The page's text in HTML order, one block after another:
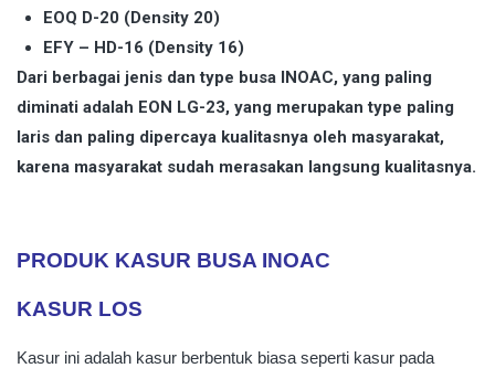
EOQ D-20 (Density 20)
EFY – HD-16 (Density 16)
Dari berbagai jenis dan type busa INOAC, yang paling
diminati adalah EON LG-23, yang merupakan type paling
laris dan paling dipercaya kualitasnya oleh masyarakat,
karena masyarakat sudah merasakan langsung kualitasnya.
PRODUK KASUR BUSA INOAC
KASUR LOS
Kasur ini adalah kasur berbentuk biasa seperti kasur pada